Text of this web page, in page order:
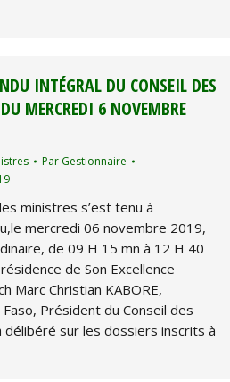
INTÉGRAL DU CONSEIL DES
MERCREDI 6 NOVEMBRE
Par Gestionnaire
ministres s’est tenu à
mercredi 06 novembre 2019,
de 09 H 15 mn à 12 H 40
de Son Excellence
Marc Christian KABORE,
Président du Conseil des
délibéré sur les dossiers inscrits à